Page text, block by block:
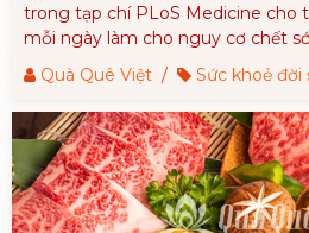
trong tạp chí PLoS Medicine cho
mỗi ngày làm cho nguy cơ chết
ra, cứ thêm 300 miligam (mg)
đến nguy cơ chết sớm cao hơn
Quà Quê Việt / Sức khoẻ đời